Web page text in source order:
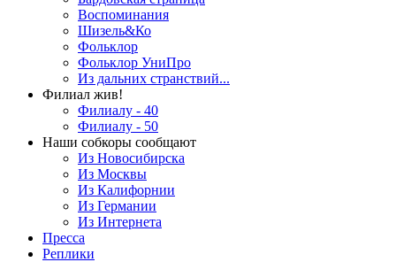
Воспоминания
Шизель&Ко
Фольклор
Фольклор УниПро
Из дальних странствий...
Филиал жив!
Филиалу - 40
Филиалу - 50
Наши собкоры сообщают
Из Новосибирска
Из Москвы
Из Калифорнии
Из Германии
Из Интернета
Пресса
Реплики